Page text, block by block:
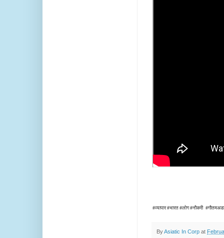
#व्यापार #भारत #लोग #नौकरी #
ByAsiatic In Corp at